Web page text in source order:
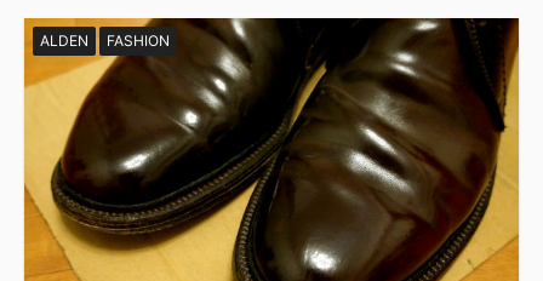
ALDEN FASHION